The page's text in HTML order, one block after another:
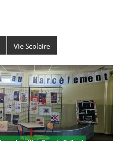
Vie Scolaire